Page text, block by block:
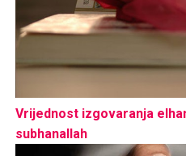
Vrijednost izgovaranja
subhanallah